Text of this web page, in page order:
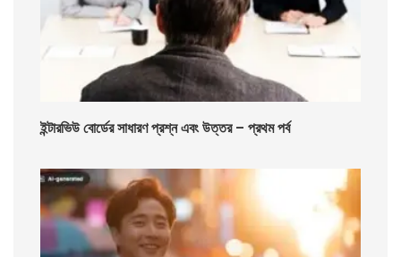
ইন্টারভিউ বোর্ডের সাধারণ প্রশ্ন এবং উত্তর – প্রথম পর্ব